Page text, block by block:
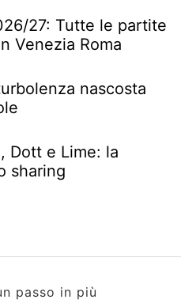
27: Tutte le partite
Venezia Roma
nascosta
Dott e Lime: la
sharing
passo in più